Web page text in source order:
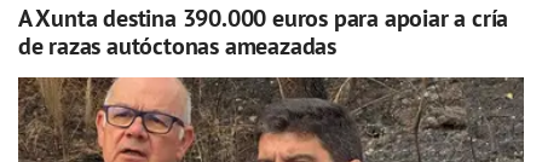
A Xunta destina 390.000 euros para apoiar a cría
de razas autóctonas ameazadas